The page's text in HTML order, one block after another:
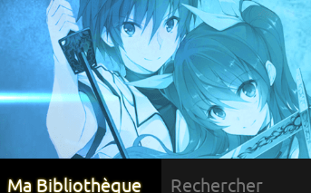
Ma Bibliothèque